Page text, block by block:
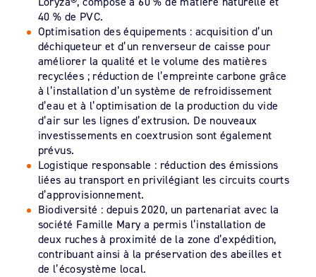
40 % de PVC.
Optimisation des équipements : acquisition d’un
déchiqueteur et d’un renverseur de caisse pour
améliorer la qualité et le volume des matières
recyclées ; réduction de l’empreinte carbone grâce
à l’installation d’un système de refroidissement
d’eau et à l’optimisation de la production du vide
d’air sur les lignes d’extrusion. De nouveaux
investissements en coextrusion sont également
prévus.
Logistique responsable : réduction des émissions
liées au transport en privilégiant les circuits courts
d’approvisionnement.
Biodiversité : depuis 2020, un partenariat avec la
société Famille Mary a permis l’installation de
deux ruches à proximité de la zone d’expédition,
contribuant ainsi à la préservation des abeilles et
de l’écosystème local.